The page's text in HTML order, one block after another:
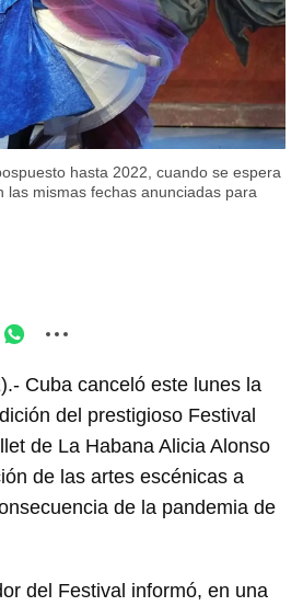
hasta 2022, cuando se espera
las mismas fechas anunciadas para
Cuba canceló este lunes la
del prestigioso Festival
de La Habana Alicia Alonso
de las artes escénicas a
de la pandemia de
del Festival informó, en una